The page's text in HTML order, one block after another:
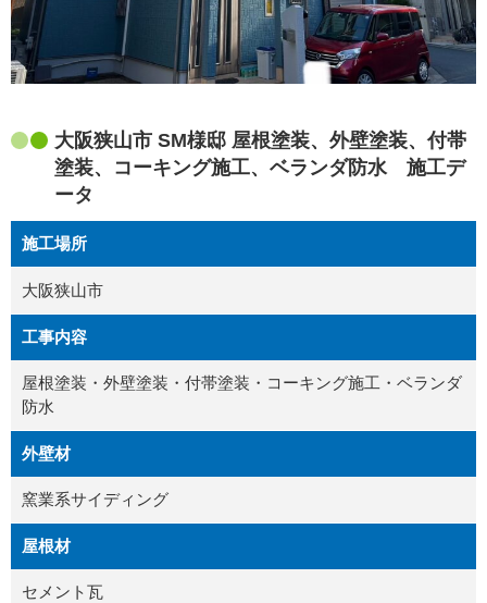
大阪狭山市 SM様邸 屋根塗装、外壁塗装、付帯
塗装、コーキング施工、ベランダ防水 施工デ
ータ
施工場所
大阪狭山市
工事内容
屋根塗装・外壁塗装・付帯塗装・コーキング施工・ベランダ
防水
外壁材
窯業系サイディング
屋根材
セメント瓦